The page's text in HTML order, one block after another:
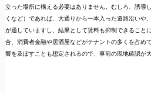
立った場所に構える必要はありません。むしろ、誘導
くなど）であれば、大通りから一本入った道路沿いや
が適していますし、結果として賃料も抑制できること
合、消費者金融や居酒屋などがテナントの多くを占め
響を及ぼすことも想定されるので、事前の現地確認が